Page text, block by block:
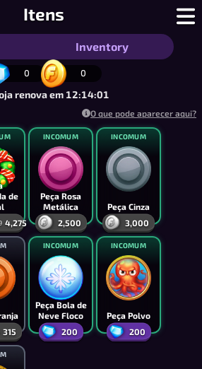
Itens
Jogo Mais Fácil de
Inventory
0 0
renova em 12:14:01
O que pode aparecer aqui?
de
4,275
INCOMUM
Peça Rosa
Metálica
2,500
INCOMUM
Peça Cinza
3,000
315
INCOMUM
Peça Bola de
Neve Floco
200
INCOMUM
Peça Polvo
200